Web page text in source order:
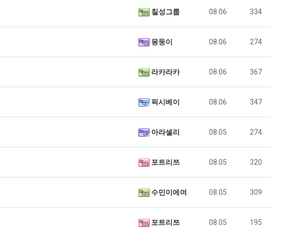
칠성그룹 08.06 334
몽둥이 08.06 274
라카라카 08.06 367
픽시베이 08.06 347
아라셀리 08.05 274
포트리쯔 08.05 320
수민이에여 08.05 309
포트리쯔 08.05 195